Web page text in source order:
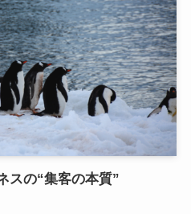
スの“集客の本質”